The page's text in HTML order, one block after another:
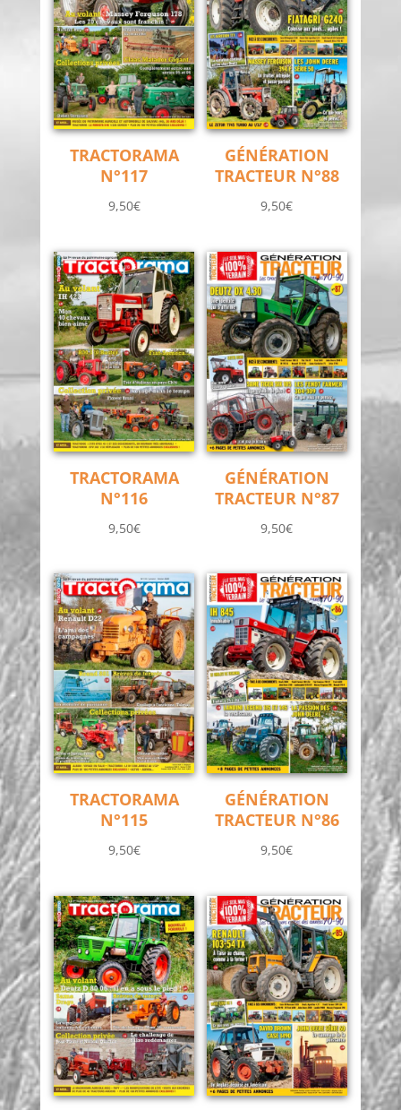
TRACTORAMA
N°117
9,50€
GÉNÉRATION
TRACTEUR N°88
9,50€
TRACTORAMA
N°116
9,50€
GÉNÉRATION
TRACTEUR N°87
9,50€
TRACTORAMA
N°115
9,50€
GÉNÉRATION
TRACTEUR N°86
9,50€